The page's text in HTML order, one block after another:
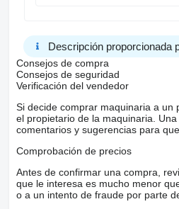
* 7.5-ton tag axle
Equipment:
* AJK hooklift (5.20 m), suitable
* Full air system
Tyres:
* Front tyres: Bridgestone – 90%
* Tag axle tyres: Michelin – 70%
Fuel System:
Descripción proporcionada
Consejos de compra
Consejos de seguridad
Verificación del vendedor
Si decide comprar maquinaria a un
el propietario de la maquinaria.
comentarios y sugerencias para
Comprobación de precios
Antes de confirmar una compra,
que le interesa es mucho menor
o a un intento de fraude por parte